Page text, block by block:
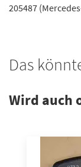
205487
Das
Wird auch